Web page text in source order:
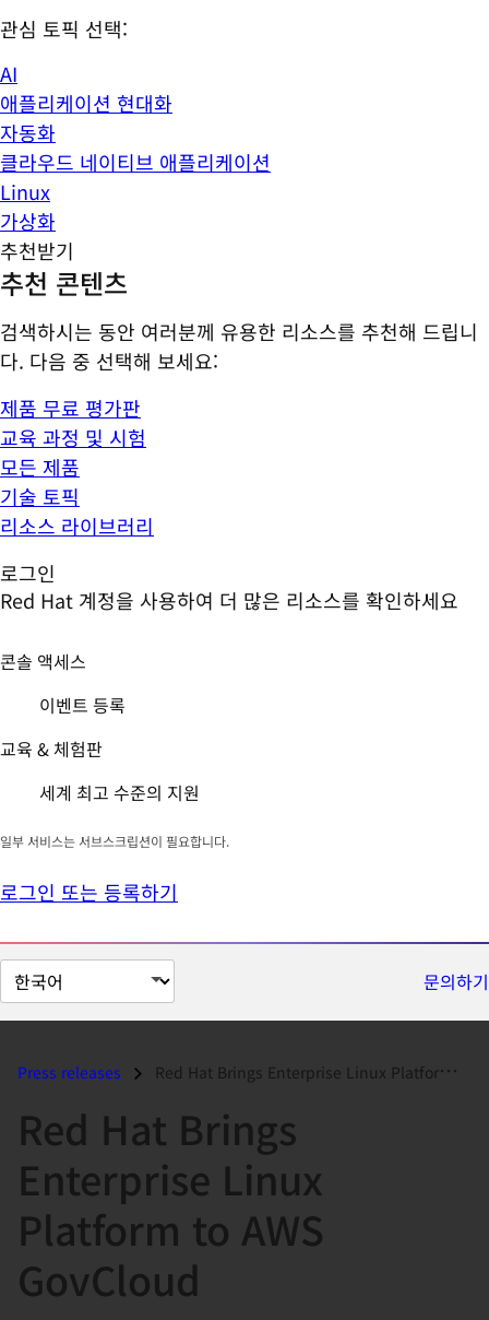
관심 토픽 선택:
AI
애플리케이션 현대화
자동화
클라우드 네이티브 애플리케이션
Linux
가상화
추천받기
추천 콘텐츠
검색하시는 동안 여러분께 유용한 리소스를 추천해 드립니
다. 다음 중 선택해 보세요:
제품 무료 평가판
교육 과정 및 시험
모든 제품
기술 토픽
리소스 라이브러리
로그인
Red Hat 계정을 사용하여 더 많은 리소스를 확인하세요
콘솔 액세스
이벤트 등록
교육 & 체험판
세계 최고 수준의 지원
일부 서비스는 서브스크립션이 필요합니다.
로그인 또는 등록하기
페
이
문의하기
Press releases Red Hat Brings Enterprise Linux Platform to AWS GovCloud...
Red Hat Brings
Enterprise Linux
Platform to AWS
GovCloud